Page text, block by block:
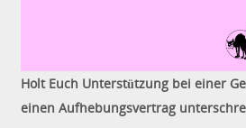
Holt Euch Unterstützung bei einer
einen Aufhebungsvertrag